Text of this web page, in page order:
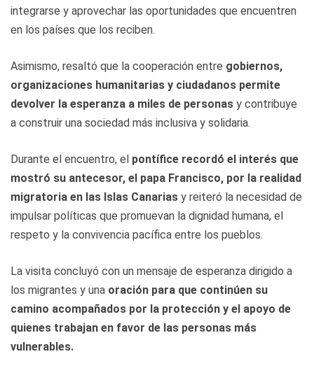
integrarse y aprovechar las oportunidades que encuentren
en los países que los reciben.
Asimismo, resaltó que la cooperación entre gobiernos,
organizaciones humanitarias y ciudadanos permite
devolver la esperanza a miles de personas y contribuye
a construir una sociedad más inclusiva y solidaria.
Durante el encuentro, el pontífice recordó el interés que
mostró su antecesor, el papa Francisco, por la realidad
migratoria en las Islas Canarias y reiteró la necesidad de
impulsar políticas que promuevan la dignidad humana, el
respeto y la convivencia pacífica entre los pueblos.
La visita concluyó con un mensaje de esperanza dirigido a
los migrantes y una oración para que continúen su
camino acompañados por la protección y el apoyo de
quienes trabajan en favor de las personas más
vulnerables.